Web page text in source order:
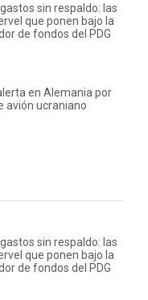
sin respaldo: las
que ponen bajo la
de fondos del PDG
en Alemania por
avión ucraniano
sin respaldo: las
que ponen bajo la
de fondos del PDG